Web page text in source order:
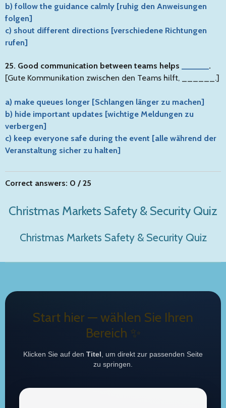
b) follow the guidance calmly [ruhig den Anweisungen
folgen]
c) shout different directions [verschiedene Richtungen
rufen]
25. Good communication between teams helps
.
[Gute Kommunikation zwischen den Teams hilft, ______.]
a) make queues longer [Schlangen länger zu machen]
b) hide important updates [wichtige Meldungen zu
verbergen]
c) keep everyone safe during the event [alle während der
Veranstaltung sicher zu halten]
Correct answers: 0 / 25
Christmas Markets Safety & Security Quiz
Christmas Markets Safety & Security Quiz
Start hier — wählen Sie Ihren
Bereich ✨
Klicken Sie auf den Titel , um direkt zur passenden Seite
zu springen.